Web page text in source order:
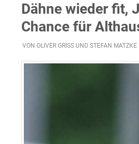
Dähne wieder fit,
Chance für
VON OLIVER GRISS UND STEFAN MATZKE